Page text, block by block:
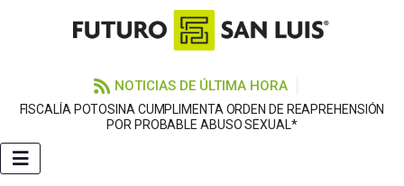
NOTICIAS DE ÚLTIMA HORA
FISCALÍA POTOSINA CUMPLIMENTA ORDEN DE REAPREHENSIÓN
POR PROBABLE ABUSO SEXUAL*